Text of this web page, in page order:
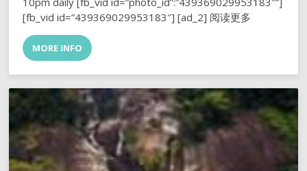
[fb_vid id=”439369029953183″] [ad_2] 阅读更多
MORE INFO